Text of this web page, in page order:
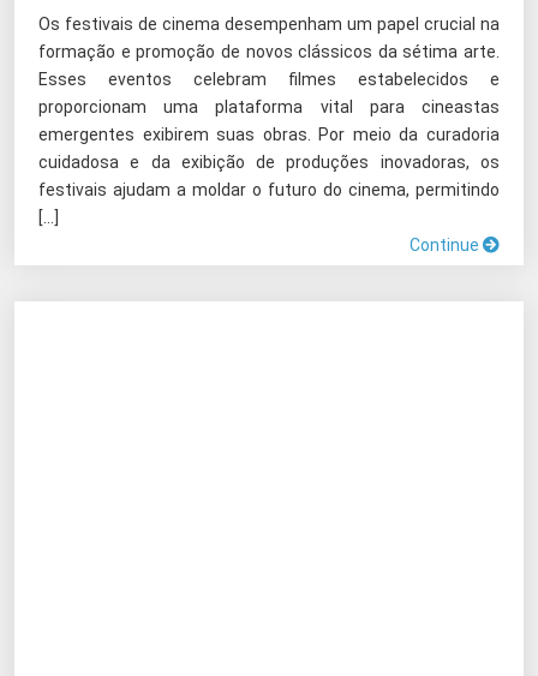
Os festivais de cinema desempenham um papel crucial na
formação e promoção de novos clássicos da sétima arte.
Esses eventos celebram filmes estabelecidos e
proporcionam uma plataforma vital para cineastas
emergentes exibirem suas obras. Por meio da curadoria
cuidadosa e da exibição de produções inovadoras, os
festivais ajudam a moldar o futuro do cinema, permitindo
[…]
Continue